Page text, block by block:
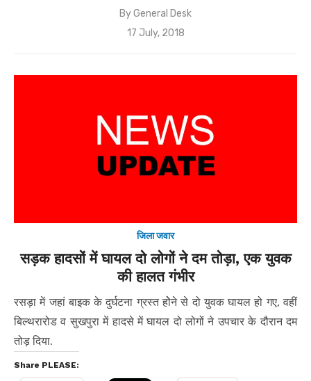
ByGeneral Desk
Posted
17 July, 2018
जिला जवार
सड़क हादसों में घायल दो लोगों ने दम तोड़ा, एक युवक
की हालत गंभीर
रसड़ा में जहां बाइक के दुर्घटना ग्रस्त होेने से दो युवक घायल हो गए, वहीं
बिल्थरारोड व सुखपुरा में हादसे में घायल दो लोगों ने उपचार के दौरान दम
तोड़ दिया.
Share PLEASE: